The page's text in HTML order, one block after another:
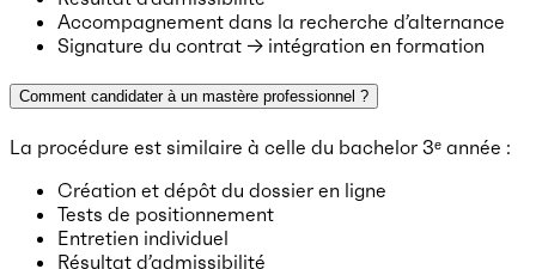
Accompagnement dans la recherche d’alternance
Signature du contrat → intégration en formation
Comment candidater à un mastère professionnel ?
La procédure est similaire à celle du bachelor 3ᵉ année :
Création et dépôt du dossier en ligne
Tests de positionnement
Entretien individuel
Résultat d’admissibilité